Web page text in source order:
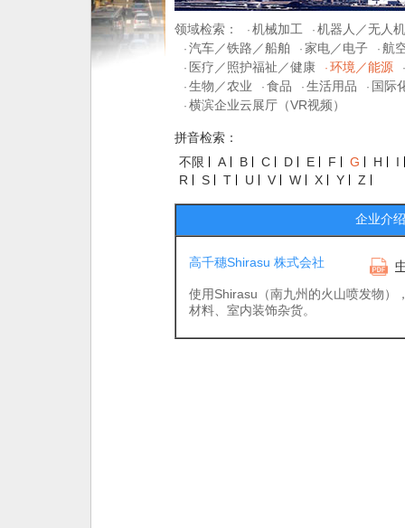
领域检索： · 机械加工 · 机器人／无人机
· 汽车／铁路／船舶 · 家电／电子 · 航
· 医疗／照护福祉／健康 · 环境／能源
·
· 生物／农业 · 食品 · 生活用品 · 国际
· 横滨企业云展厅（VR视频）
拼音检索：
不限
A B C D E F G H
I
R
S T U V W X Y Z
企业介绍
高千穗Shirasu 株式会社
使用Shirasu（南九州的火山喷发物）
材料、室内装饰杂货。